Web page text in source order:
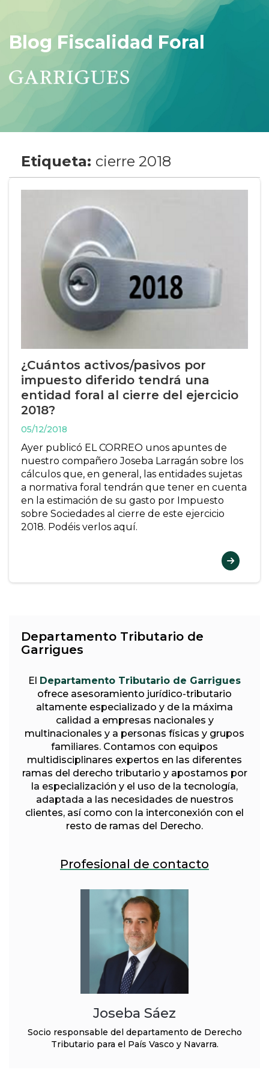
Blog Fiscalidad Foral
Etiqueta: cierre 2018
¿Cuántos activos/pasivos por
impuesto diferido tendrá una
entidad foral al cierre del ejercicio
2018?
05/12/2018
Ayer publicó EL CORREO unos apuntes de
nuestro compañero Joseba Larragán sobre los
cálculos que, en general, las entidades sujetas
a normativa foral tendrán que tener en cuenta
en la estimación de su gasto por Impuesto
sobre Sociedades al cierre de este ejercicio
2018. Podéis verlos aquí.
Departamento Tributario de
Garrigues
El Departamento Tributario de Garrigues
ofrece asesoramiento jurídico-tributario
altamente especializado y de la máxima
calidad a empresas nacionales y
multinacionales y a personas físicas y grupos
familiares. Contamos con equipos
multidisciplinares expertos en las diferentes
ramas del derecho tributario y apostamos por
la especialización y el uso de la tecnología,
adaptada a las necesidades de nuestros
clientes, así como con la interconexión con el
resto de ramas del Derecho.
Profesional de contacto
Joseba Sáez
Socio responsable del departamento de Derecho
Tributario para el País Vasco y Navarra.